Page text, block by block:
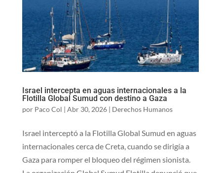
Israel intercepta en aguas internacionales a la
Flotilla Global Sumud con destino a Gaza
por Paco Col | Abr 30, 2026| Derechos Humanos
Israel interceptó a la Flotilla Global Sumud en aguas
internacionales cerca de Creta, cuando se dirigía a
Gaza para romper el bloqueo del régimen sionista.